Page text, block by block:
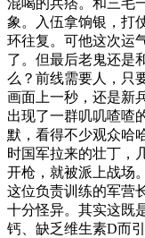
象。入伍拿饷银，打
环往复。可他这次运
了。但最后老鬼还是
么？前线需要人，只
画面上一秒，还是新
出现了一群叽叽喳喳
默，看得不少观众哈
时国军拉来的壮丁，
开枪，就被派上战场
这位负责训练的军营
十分怪异。其实这既
钙、缺乏维生素D而